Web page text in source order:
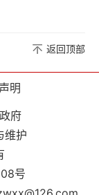
返回顶部
明
府
维护
号